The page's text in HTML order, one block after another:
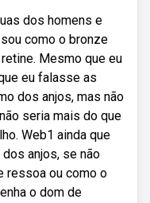
dos homens e
como o bronze
Mesmo que eu
eu falasse as
dos anjos, mas não
seria mais do que
Web1 ainda que
anjos, se não
ressoa ou como o
o dom de